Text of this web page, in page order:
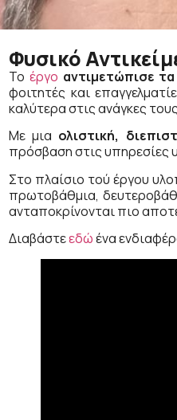
Φυσικό
Το έργο αντιμετώπισε
φοιτητές και
καλύτερα στις ανάγκες
Με μια ολιστική,
πρόσβαση στις υπηρεσίες
Στο πλαίσιο τού έργου
πρωτοβάθμια,
ανταποκρίνονται πιο
Διαβάστεεδώένα